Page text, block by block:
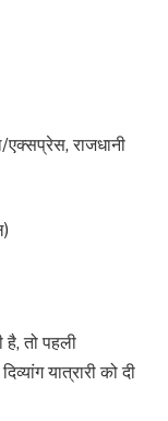
राजधानी
है, तो पहली
यात्रा‍री को दी